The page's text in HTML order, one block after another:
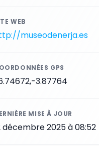
WEB
museodenerja.es
GPS
3.87764
MISE À JOUR
décembre 2025 à 08:52